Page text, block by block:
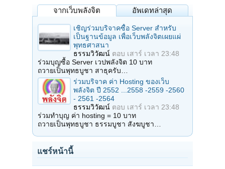
จากเว็บพลังจิต อัพเดทล่าสุด
เชิญร่วมบริจาคซื้อ Server สำหรับ
เป็นฐานข้อมูล เพื่อเว็บพลังจิตเผยแผ่
พุทธศาสนา
ธรรมวิวัฒน์ ตอบ เสาร์ เวลา 23:48
ร่วมบุญซื้อ Server เวปพลังจิต 10 บาท
ถวายเป็นพุทธบูชา สาธุครับ…
ร่วมบริจาค ค่า Hosting ของเว็บ
พลังจิต ปี 2552 ...2558 -2559 -2560
- 2561 -2564
ธรรมวิวัฒน์ ตอบ เสาร์ เวลา 23:48
ร่วมทำบุญ ค่า hosting = 10 บาท
ถวายเป็นพุทธบูชา ธรรมบูชา สังฆบูชา…
แชร์หน้านี้